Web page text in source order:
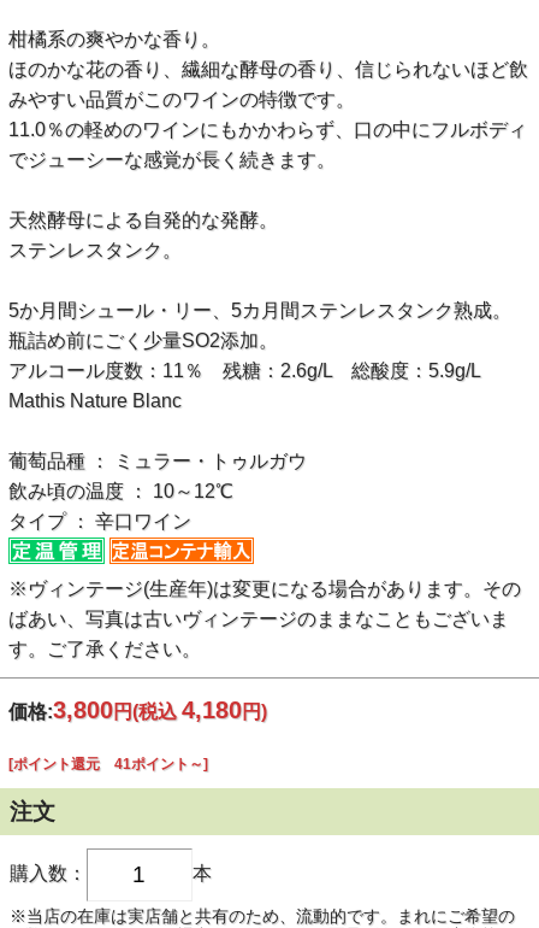
柑橘系の爽やかな香り。
ほのかな花の香り、繊細な酵母の香り、信じられないほど飲
みやすい品質がこのワインの特徴です。
11.0％の軽めのワインにもかかわらず、口の中にフルボディ
でジューシーな感覚が長く続きます。
天然酵母による自発的な発酵。
ステンレスタンク。
5か月間シュール・リー、5カ月間ステンレスタンク熟成。
瓶詰め前にごく少量SO2添加。
アルコール度数：11％ 残糖：2.6g/L 総酸度：5.9g/L
Mathis Nature Blanc
葡萄品種 ： ミュラー・トゥルガウ
飲み頃の温度 ： 10～12℃
タイプ ： 辛口ワイン
※ヴィンテージ(生産年)は変更になる場合があります。その
ばあい、写真は古いヴィンテージのままなこともございま
す。ご了承ください。
価格:3,800円(税込 4,180円)
[ポイント還元 41ポイント～]
注文
購入数： 本
※当店の在庫は実店舗と共有のため、流動的です。まれにご希望の